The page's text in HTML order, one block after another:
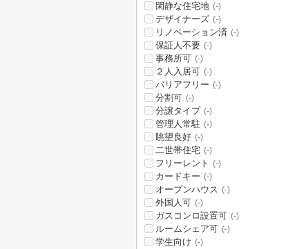
閑静な住宅地 (-)
デザイナーズ (-)
リノベーション済 (-)
保証人不要 (-)
事務所可 (-)
２人入居可 (-)
バリアフリー (-)
分割可 (-)
分譲タイプ (-)
管理人常駐 (-)
眺望良好 (-)
二世帯住宅 (-)
フリーレント (-)
カードキー (-)
オープンハウス (-)
外国人可 (-)
ガスコンロ設置可 (-)
ルームシェア可 (-)
学生向け (-)